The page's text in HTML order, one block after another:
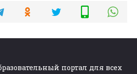
портал для всех